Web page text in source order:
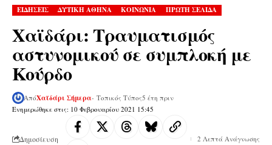
ΕΙΔΗΣΕΙΣ ΔΥΤΙΚΗ ΑΘΗΝΑ ΚΟΙΝΩΝΙΑ ΠΡΩΤΗ ΣΕΛΙΔΑ
Χαϊδάρι: Τραυματισμός
αστυνομικού σε συμπλοκή με
Κούρδο
Ενημερώθηκε στις: 10 Φεβρουαρίου 2021 15:45
ΑπόΧαϊδάρι Σήμερα- Τοπικός Τύπος5 έτη πριν
Δημοσίευση 2 Λεπτά Ανάγνωσης